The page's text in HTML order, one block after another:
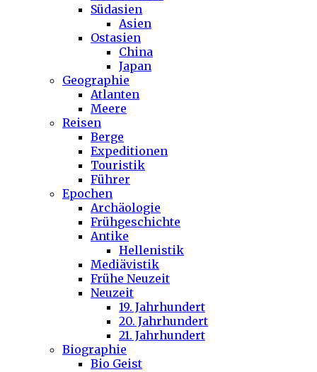
Südasien
Asien
Ostasien
China
Japan
Geographie
Atlanten
Meere
Reisen
Berge
Expeditionen
Touristik
Führer
Epochen
Archäologie
Frühgeschichte
Antike
Hellenistik
Mediävistik
Frühe Neuzeit
Neuzeit
19. Jahrhundert
20. Jahrhundert
21. Jahrhundert
Biographie
Bio Geist